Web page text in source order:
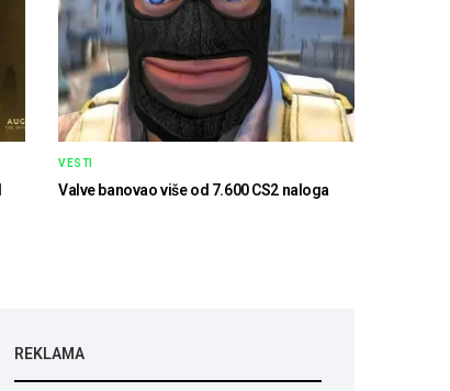
VESTI
Valve banovao više od 7.600 CS2 naloga
REKLAMA